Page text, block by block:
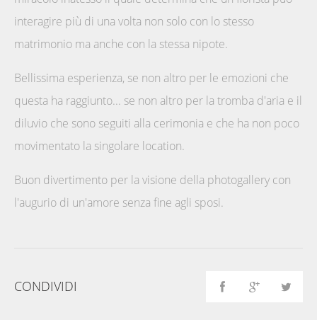
interagire più di una volta non solo con lo stesso
matrimonio ma anche con la stessa nipote.
Bellissima esperienza, se non altro per le emozioni che
questa ha raggiunto... se non altro per la tromba d'aria e il
diluvio che sono seguiti alla cerimonia e che ha non poco
movimentato la singolare location.
Buon divertimento per la visione della photogallery con
l'augurio di un'amore senza fine agli sposi.
CONDIVIDI